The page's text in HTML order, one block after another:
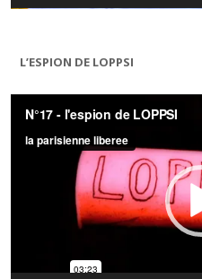
L’ESPION DE LOPPSI
Lecteur
vidéo